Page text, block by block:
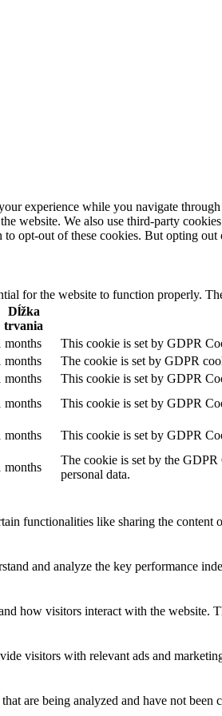
experience while you navigate
website. We also use third-party
to opt-out of these cookies. But opting
for the website to function properly.
Dĺžka
trvania
months
This cookie is set by GDPR
months
The cookie is set by GDPR
months
This cookie is set by GDPR
months
This cookie is set by GDPR
months This cookie is set by GDPR
months
The cookie is set by the GDPR
personal data.
functionalities like sharing the
and analyze the key performance
how visitors interact with the website.
visitors with relevant ads and
are being analyzed and have not been